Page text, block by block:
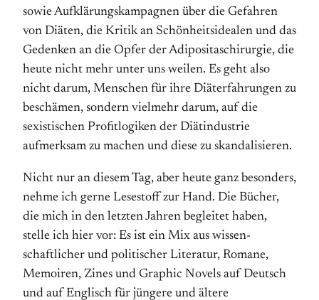
sowie Aufklärungs­kampagnen über die Gefahren
von Diäten, die Kritik an Schönheits­idealen und das
Gedenken an die Opfer der Adipositas­chirurgie, die
heute nicht mehr unter uns weilen. Es geht also
nicht darum, Menschen für ihre Diät­erfahrungen zu
beschämen, sondern vielmehr darum, auf die
sexistischen Profit­logiken der Diätindustrie
aufmerksam zu machen und diese zu skandalisieren.
Nicht nur an diesem Tag, aber heute ganz besonders,
nehme ich gerne Lese­stoff zur Hand. Die Bücher,
die mich in den letzten Jahren begleitet haben,
stelle ich hier vor: Es ist ein Mix aus wissen­
schaftlicher und politischer Literatur, Romane,
Memoiren, Zines und Graphic Novels auf Deutsch
und auf Englisch für jüngere und ältere